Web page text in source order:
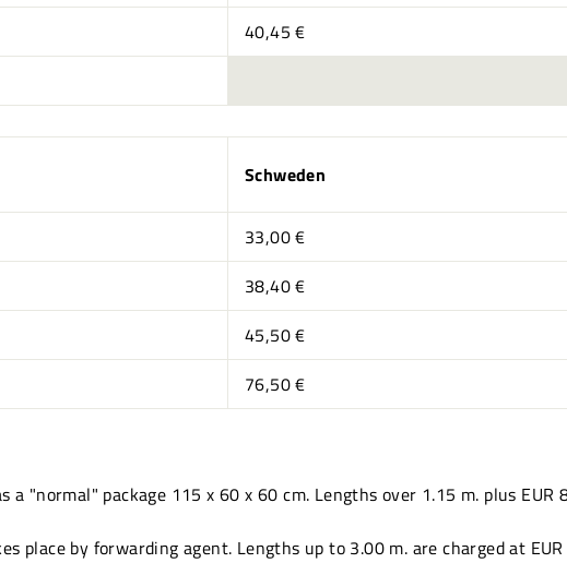
40,45 €
Schweden
33,00 €
38,40 €
45,50 €
76,50 €
a "normal" package 115 x 60 x 60 cm. Lengths over 1.15 m. plus EUR
place by forwarding agent. Lengths up to 3.00 m. are charged at EUR